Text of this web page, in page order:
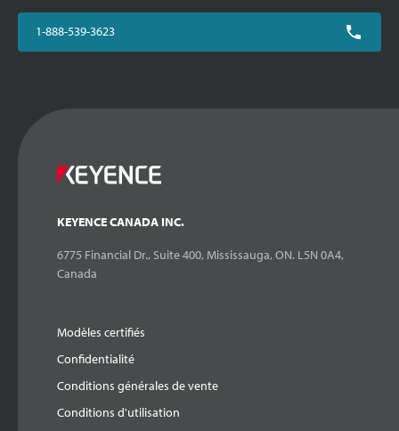
1-888-539-3623
KEYENCE CANADA INC.
6775 Financial Dr., Suite 400, Mississauga, ON. L5N 0A4,
Canada
Modèles certifiés
Confidentialité
Conditions générales de vente
Conditions d'utilisation